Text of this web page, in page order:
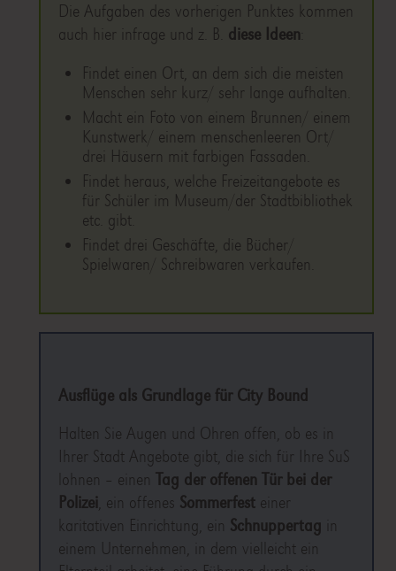
Die Aufgaben des vorherigen Punktes kommen
auch hier infrage und z. B. diese Ideen
Findet einen Ort, an dem sich die meisten
Menschen sehr kurz/ sehr lange aufhalten.
Macht ein Foto von einem Brunnen/ einem
Kunstwerk/ einem menschenleeren Ort/
drei Häusern mit farbigen Fassaden.
Findet heraus, welche Freizeitangebote es
für Schüler im Museum/der Stadtbibliothek
etc. gibt.
Findet drei Geschäfte, die Bücher/
Spielwaren/ Schreibwaren verkaufen.
Ausflüge als Grundlage für City Bound
Halten Sie Augen und Ohren offen, ob es in
Ihrer Stadt Angebote gibt, die sich für Ihre SuS
lohnen – einen Tag der offenen Tür bei der
Polizei, ein offenes Sommerfesteiner
karitativen Einrichtung, ein Schnuppertag in
einem Unternehmen, in dem vielleicht ein